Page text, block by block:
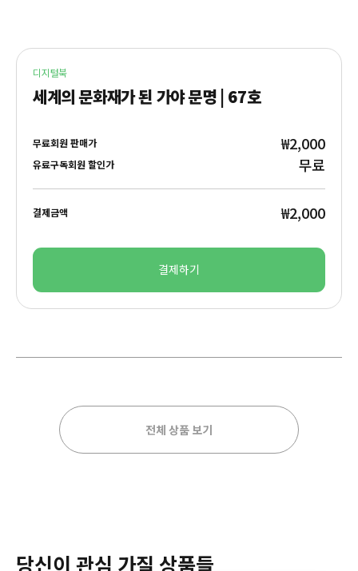
디지털북
세계의 문화재가 된 가야 문명 | 67호
무료회원 판매가 ₩2,000
유료구독회원 할인가 무료
결제금액 ₩2,000
결제하기
전체 상품 보기
당신이 관심 가질 상품들